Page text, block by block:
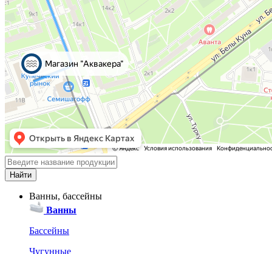
Ванны, бассейны
Ванны
Бассейны
Чугунные